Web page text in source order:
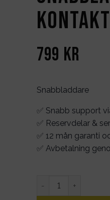
799 kr
Snabbladdare
✅ Snabb support
✅ Reservdelar &
✅ 12 mån garanti
✅ Avbetalning
Snabbladdare 52V/